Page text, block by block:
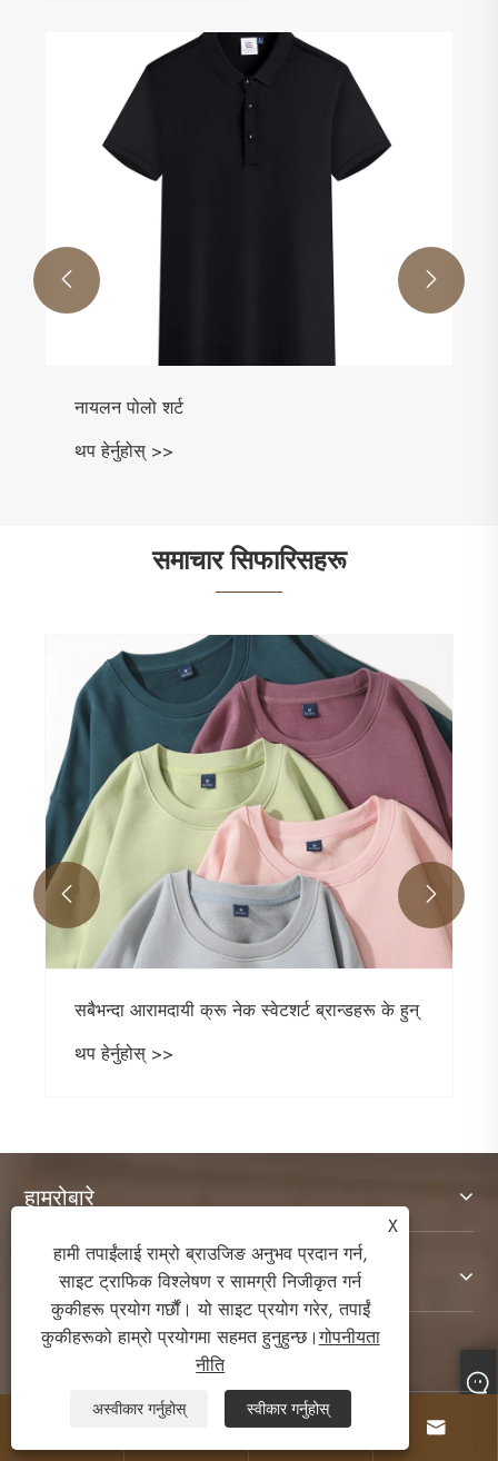
क्यानभास जाल टोपी
थप हेर्नुहोस् >>
 
समाचार सिफारिसहरू
टी-शर्टलाई किन टी-शर्ट भनिन्छ
थप हेर्नुहोस् >>
 
हाम्रोबारे
उत्पादनहरू
हामीलाई सम्पर्क गर्नुहोस
 
X
हामी तपाईंलाई राम्रो ब्राउजिङ अनुभव प्रदान गर्न,
साइट ट्राफिक विश्लेषण र सामग्री निजीकृत गर्न
कुकीहरू प्रयोग गर्छौं। यो साइट प्रयोग गरेर, तपाईं
कुकीहरूको हाम्रो प्रयोगमा सहमत हुनुहुन्छ।गोपनीयता
नीति
अस्वीकार गर्नुहोस् स्वीकार गर्नुहोस्